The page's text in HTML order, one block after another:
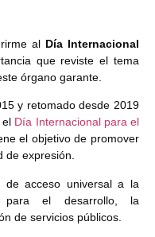
al Día Internacional
que reviste el tema
órgano garante.
y retomado desde 2019
el Día Internacional para el
el objetivo de promover
de expresión.
de acceso universal a la
para el desarrollo, la
de servicios públicos.